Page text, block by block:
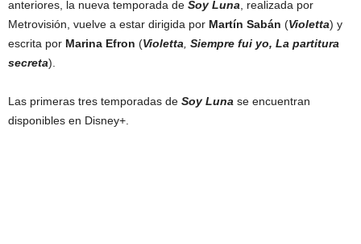
anteriores, la nueva temporada de Soy Luna , realizada por
Metrovisión, vuelve a estar dirigida por Martín Sabán (Violetta) y
escrita por Marina Efron (Violetta Siempre fui yo, La partitura
secreta).
Las primeras tres temporadas de Soy Luna se encuentran
disponibles en Disney+.